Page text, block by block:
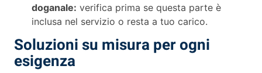
doganale: verifica prima se questa parte è
inclusa nel servizio o resta a tuo carico.
Soluzioni su misura per ogni
esigenza